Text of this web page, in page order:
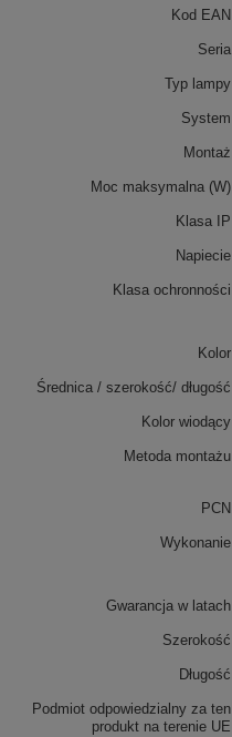
Podmiot odpowiedzialny za ten
produkt na terenie UE
Kod EAN
Seria
Typ lampy
System
Montaż
Moc maksymalna (W)
Klasa IP
Napiecie
Klasa ochronności
Kolor
Średnica / szerokość/ długość
Kolor wiodący
Metoda montażu
PCN
Wykonanie
Gwarancja w latach
Szerokość
Długość